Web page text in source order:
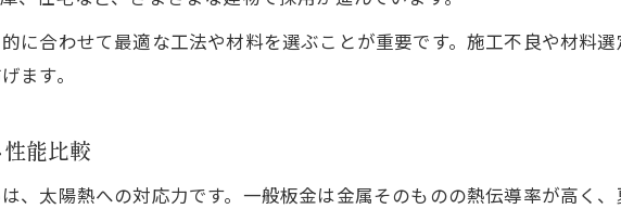
遮熱施工費用を抑えるための補助金活用法
遮熱板金の定期メンテナンスが重要な理由
に合わせて最適な工法や材料を選ぶことが重要です。施工不良や材料
ます。
能比較
、太陽熱への対応力です。一般板金は金属そのものの熱伝導率が高く